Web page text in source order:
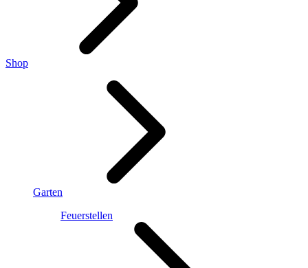
Shop
Garten
Feuerstellen